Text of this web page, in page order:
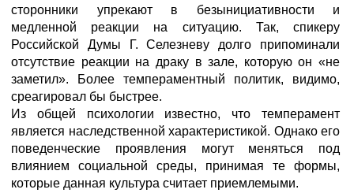
сторонники упрекают в безынициативности и
медленной реакции на ситуацию. Так, спикеру
Российской Думы Г. Селезневу долго припоминали
отсутствие реакции на драку в зале, которую он «не
заметил». Более темпераментный политик, видимо,
среагировал бы быстрее.
Из общей психологии известно, что темперамент
является наследственной характеристикой. Однако его
поведенческие проявления могут меняться под
влиянием социальной среды, принимая те формы,
которые данная культура считает приемлемыми.